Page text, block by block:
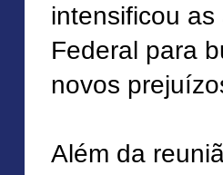
intensificou
Federal para
novos
Além da